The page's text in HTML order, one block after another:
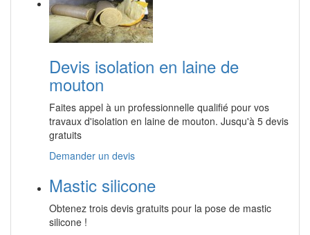
Devis isolation en laine de
mouton
Faites appel à un professionnelle qualifié pour vos
travaux d'isolation en laine de mouton. Jusqu'à 5 devis
gratuits
Demander un devis
Mastic silicone
Obtenez trois devis gratuits pour la pose de mastic
silicone !